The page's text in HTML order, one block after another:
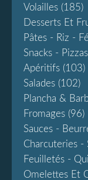
Volailles (185)
Desserts Et
Pâtes - Riz -
Snacks -
Apéritifs (103)
Salades (102)
Plancha &
Fromages (96)
Sauces -
Charcuteries -
Feuilletés -
Omelettes Et